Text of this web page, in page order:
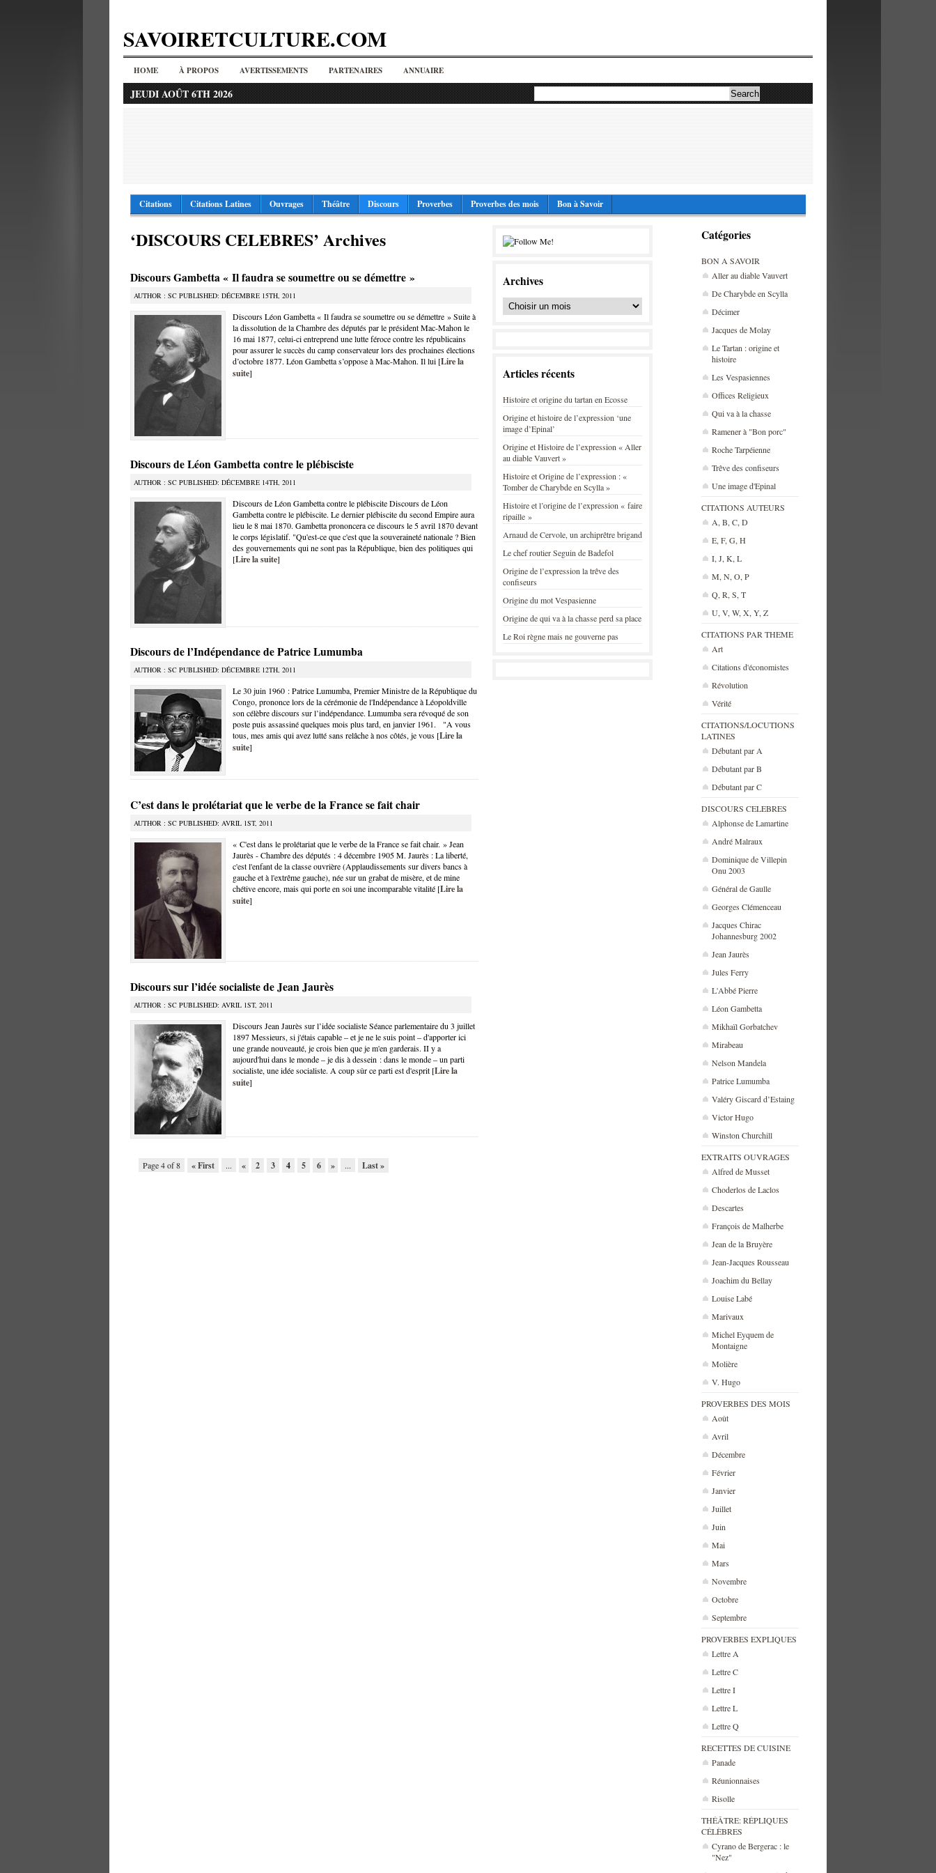
SAVOIRETCULTURE.COM
HOME À PROPOS AVERTISSEMENTS PARTENAIRES ANNUAIRE
JEUDI AOÛT 6TH 2026
Citations Citations Latines Ouvrages Théâtre Discours Proverbes Proverbes des mois Bon à Savoir
Catégories
BON A SAVOIR
Aller au diable Vauvert
De Charybde en Scylla
Décimer
Jacques de Molay
Le Tartan : origine et
histoire
Les Vespasiennes
Offices Religieux
Qui va à la chasse
Ramener à "Bon porc"
Roche Tarpéienne
Trêve des confiseurs
Une image d'Epinal
CITATIONS AUTEURS
A, B, C, D
E, F, G, H
I, J, K, L
M, N, O, P
Q, R, S, T
U, V, W, X, Y, Z
CITATIONS PAR THEME
Art
Citations d'économistes
Révolution
Vérité
CITATIONS/LOCUTIONS
LATINES
Débutant par A
Débutant par B
Débutant par C
DISCOURS CELEBRES
Alphonse de Lamartine
André Malraux
Dominique de Villepin
Onu 2003
Général de Gaulle
Georges Clémenceau
Jacques Chirac
Johannesburg 2002
Jean Jaurès
Jules Ferry
L'Abbé Pierre
Léon Gambetta
Mikhaïl Gorbatchev
Mirabeau
Nelson Mandela
Patrice Lumumba
Valéry Giscard d’Estaing
Victor Hugo
Winston Churchill
EXTRAITS OUVRAGES
Alfred de Musset
Choderlos de Laclos
Descartes
François de Malherbe
Jean de la Bruyère
Jean-Jacques Rousseau
Joachim du Bellay
Louise Labé
Marivaux
Michel Eyquem de
Montaigne
Molière
V. Hugo
PROVERBES DES MOIS
Août
Avril
Décembre
Février
Janvier
Juillet
Juin
Mai
Mars
Novembre
Octobre
Septembre
PROVERBES EXPLIQUES
Lettre A
Lettre C
Lettre I
Lettre L
Lettre Q
RECETTES DE CUISINE
Panade
Réunionnaises
Risolle
THÉÂTRE: RÉPLIQUES
CÉLÈBRES
Cyrano de Bergerac : le
"Nez"
‘DISCOURS CELEBRES’ Archives
Discours Gambetta « Il faudra se soumettre ou se démettre »
AUTHOR : SC PUBLISHED: DÉCEMBRE 15TH, 2011
Discours Léon Gambetta « Il faudra se soumettre ou se démettre » Suite à
la dissolution de la Chambre des députés par le président Mac-Mahon le
16 mai 1877, celui-ci entreprend une lutte féroce contre les républicains
pour assurer le succès du camp conservateur lors des prochaines élections
d’octobre 1877. Léon Gambetta s’oppose à Mac-Mahon. Il lui [Lire la
suite]
Discours de Léon Gambetta contre le plébisciste
AUTHOR : SC PUBLISHED: DÉCEMBRE 14TH, 2011
Discours de Léon Gambetta contre le plébiscite Discours de Léon
Gambetta contre le plébiscite. Le dernier plébiscite du second Empire aura
lieu le 8 mai 1870. Gambetta prononcera ce discours le 5 avril 1870 devant
le corps législatif. "Qu'est-ce que c'est que la souveraineté nationale ? Bien
des gouvernements qui ne sont pas la République, bien des politiques qui
[Lire la suite]
Discours de l’Indépendance de Patrice Lumumba
AUTHOR : SC PUBLISHED: DÉCEMBRE 12TH, 2011
Le 30 juin 1960 : Patrice Lumumba, Premier Ministre de la République du
Congo, prononce lors de la cérémonie de l'Indépendance à Léopoldville
son célèbre discours sur l’indépendance. Lumumba sera révoqué de son
poste puis assassiné quelques mois plus tard, en janvier 1961. "A vous
tous, mes amis qui avez lutté sans relâche à nos côtés, je vous [Lire la
suite]
C’est dans le prolétariat que le verbe de la France se fait chair
AUTHOR : SC PUBLISHED: AVRIL 1ST, 2011
« C'est dans le prolétariat que le verbe de la France se fait chair. » Jean
Jaurès - Chambre des députés : 4 décembre 1905 M. Jaurès : La liberté,
c'est l'enfant de la classe ouvrière (Applaudissements sur divers bancs à
gauche et à l'extrême gauche), née sur un grabat de misère, et de mine
chétive encore, mais qui porte en soi une incomparable vitalité [Lire la
suite]
Discours sur l’idée socialiste de Jean Jaurès
AUTHOR : SC PUBLISHED: AVRIL 1ST, 2011
Discours Jean Jaurès sur l’idée socialiste Séance parlementaire du 3 juillet
1897 Messieurs, si j'étais capable – et je ne le suis point – d'apporter ici
une grande nouveauté, je crois bien que je m'en garderais. II y a
aujourd'hui dans le monde – je dis à dessein : dans le monde – un parti
socialiste, une idée socialiste. A coup sûr ce parti est d'esprit [Lire la
suite]
Page 4 of 8 « First ... « 2 3 4 5 6 » ... Last »
Archives
Articles récents
Histoire et origine du tartan en Ecosse
Origine et histoire de l’expression ‘une
image d’Epinal’
Origine et Histoire de l’expression « Aller
au diable Vauvert »
Histoire et Origine de l’expression : «
Tomber de Charybde en Scylla »
Histoire et l’origine de l’expression « faire
ripaille »
Arnaud de Cervole, un archiprêtre brigand
Le chef routier Seguin de Badefol
Origine de l’expression la trêve des
confiseurs
Origine du mot Vespasienne
Origine de qui va à la chasse perd sa place
Le Roi règne mais ne gouverne pas